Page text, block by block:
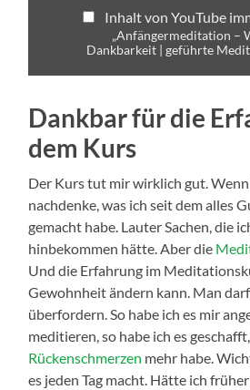
Inhalt von YouTube
„Anfängermeditation –
Dankbarkeit | geführte
Dankbar für die
dem Kurs
Der Kurs tut mir wirklich gut.
nachdenke, was ich seit dem alles
gemacht habe. Lauter Sachen, die
hinbekommen hätte. Aber die
Und die Erfahrung im
Gewohnheit ändern kann. Man
überfordern. So habe ich es mir
meditieren, so habe ich es
Rückenschmerzen mehr habe.
es jeden Tag macht. Hätte ich